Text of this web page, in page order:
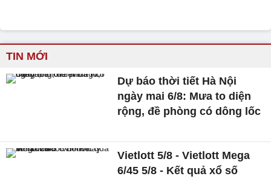
TIN MỚI
Dự báo thời tiết Hà Nội
ngày mai 6/8: Mưa to diện
rộng, đề phòng có dông lốc
Vietlott 5/8 - Vietlott Mega
6/45 5/8 - Kết quả xổ số